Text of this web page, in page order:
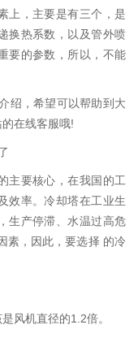
，主要是有三个，是
换热系数，以及管外喷
要的参数，所以，不能
，希望可以帮助到大
在线客服哦!
要核心，在我国的工
效率。冷却塔在工业生
生产停滞、水温过高危
素，因此，要选择 的冷
风机直径的1.2倍。